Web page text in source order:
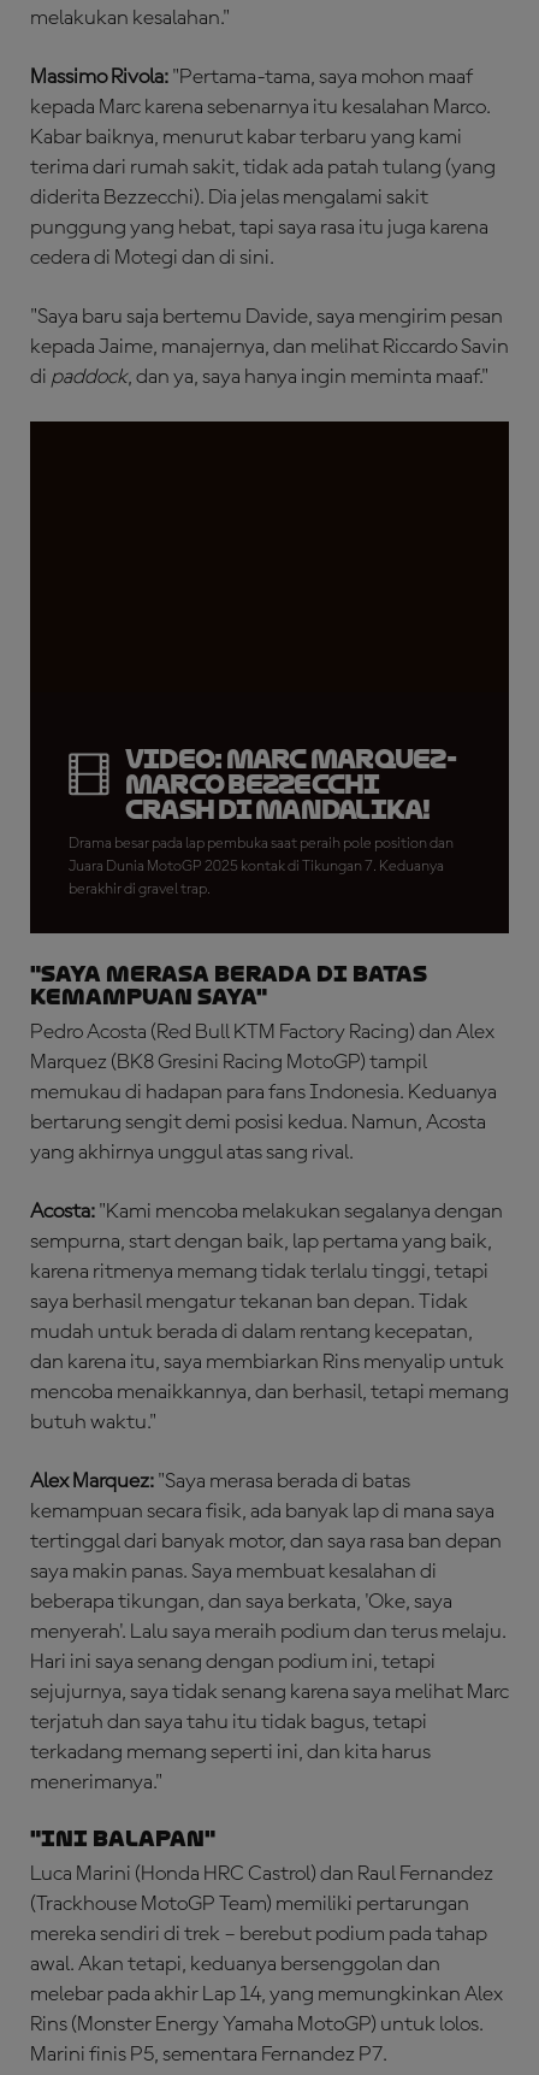
melakukan kesalahan."
Massimo Rivola: "Pertama-tama, saya mohon maaf
kepada Marc karena sebenarnya itu kesalahan Marco.
Kabar baiknya, menurut kabar terbaru yang kami
terima dari rumah sakit, tidak ada patah tulang (yang
diderita Bezzecchi). Dia jelas mengalami sakit
punggung yang hebat, tapi saya rasa itu juga karena
cedera di Motegi dan di sini.
"Saya baru saja bertemu Davide, saya mengirim pesan
kepada Jaime, manajernya, dan melihat Riccardo Savin
di paddock, dan ya, saya hanya ingin meminta maaf."
VIDEO: Marc Marquez-
Marco Bezzecchi
Crash di Mandalika!
Drama besar pada lap pembuka saat peraih pole position dan
Juara Dunia MotoGP 2025 kontak di Tikungan 7. Keduanya
berakhir di gravel trap.
"Saya Merasa Berada di Batas
Kemampuan Saya"
Pedro Acosta (Red Bull KTM Factory Racing) dan Alex
Marquez (BK8 Gresini Racing MotoGP) tampil
memukau di hadapan para fans Indonesia. Keduanya
bertarung sengit demi posisi kedua. Namun, Acosta
yang akhirnya unggul atas sang rival.
Acosta: "Kami mencoba melakukan segalanya dengan
sempurna, start dengan baik, lap pertama yang baik,
karena ritmenya memang tidak terlalu tinggi, tetapi
saya berhasil mengatur tekanan ban depan. Tidak
mudah untuk berada di dalam rentang kecepatan,
dan karena itu, saya membiarkan Rins menyalip untuk
mencoba menaikkannya, dan berhasil, tetapi memang
butuh waktu."
Alex Marquez: "Saya merasa berada di batas
kemampuan secara fisik, ada banyak lap di mana saya
tertinggal dari banyak motor, dan saya rasa ban depan
saya makin panas. Saya membuat kesalahan di
beberapa tikungan, dan saya berkata, 'Oke, saya
menyerah'. Lalu saya meraih podium dan terus melaju.
Hari ini saya senang dengan podium ini, tetapi
sejujurnya, saya tidak senang karena saya melihat Marc
terjatuh dan saya tahu itu tidak bagus, tetapi
terkadang memang seperti ini, dan kita harus
menerimanya."
"Ini Balapan"
Luca Marini (Honda HRC Castrol) dan Raul Fernandez
(Trackhouse MotoGP Team) memiliki pertarungan
mereka sendiri di trek – berebut podium pada tahap
awal. Akan tetapi, keduanya bersenggolan dan
melebar pada akhir Lap 14, yang memungkinkan Alex
Rins (Monster Energy Yamaha MotoGP) untuk lolos.
Marini finis P5, sementara Fernandez P7.